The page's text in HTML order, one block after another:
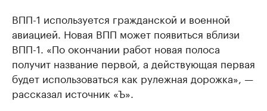
ВПП-1 используется гражданской и военной
авиацией. Новая ВПП может появиться вблизи
ВПП-1. «По окончании работ новая полоса
получит название первой, а действующая первая
будет использоваться как рулежная дорожка», —
рассказал источник «Ъ».